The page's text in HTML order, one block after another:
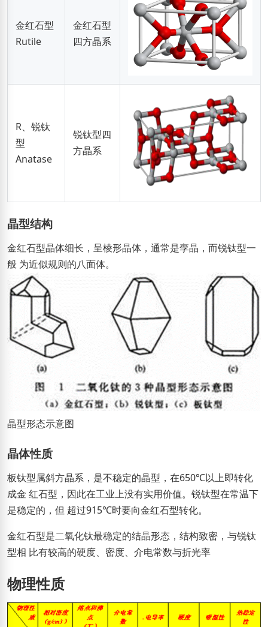
金红石型
Rutile
金红石型
四方晶系
R、锐钛
型
Anatase
锐钛型四
方晶系
晶型结构
金红石型晶体细长，呈棱形晶体，通常是孪晶，而锐钛型一
般 为近似规则的八面体。
晶型形态示意图
晶体性质
板钛型属斜方晶系，是不稳定的晶型，在650℃以上即转化
成金 红石型，因此在工业上没有实用价值。锐钛型在常温下
是稳定的，但 超过915℃时要向金红石型转化。
金红石型是二氧化钛最稳定的结晶形态，结构致密，与锐钛
型相 比有较高的硬度、密度、介电常数与折光率
物理性质